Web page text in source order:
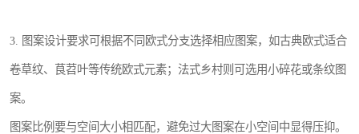
3. 图案设计要求可根据不同欧式分支选择相应图案，如古典欧式适合
卷草纹、茛苕叶等传统欧式元素；法式乡村则可选用小碎花或条纹图
案。
图案比例要与空间大小相匹配，避免过大图案在小空间中显得压抑。